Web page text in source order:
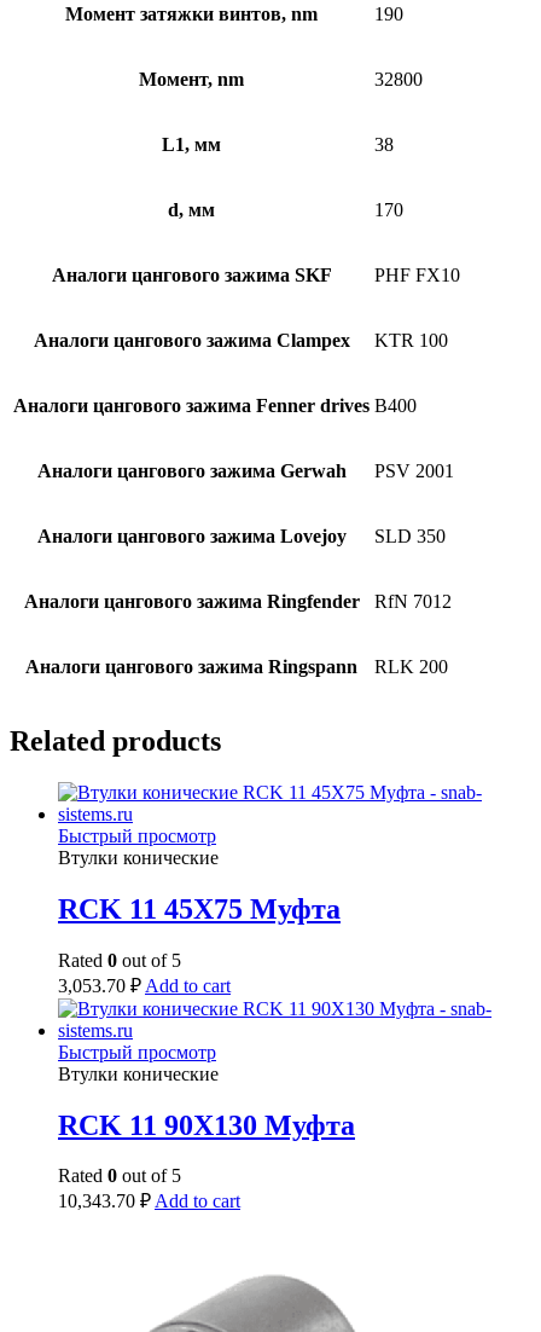
Момент затяжки винтов, nm 190
Момент, nm 32800
L1, мм 38
d, мм 170
Аналоги цангового зажима SKF PHF FX10
Аналоги цангового зажима Clampex KTR 100
Аналоги цангового зажима Fenner drives B400
Аналоги цангового зажима Gerwah PSV 2001
Аналоги цангового зажима Lovejoy SLD 350
Аналоги цангового зажима Ringfender RfN 7012
Аналоги цангового зажима Ringspann RLK 200
Related products
Быстрый просмотр
Втулки конические
RCK 11 45X75 Муфта
Rated 0 out of 5
3,053.70 ₽ Add to cart
Быстрый просмотр
Втулки конические
RCK 11 90X130 Муфта
Rated 0 out of 5
10,343.70 ₽Add to cart